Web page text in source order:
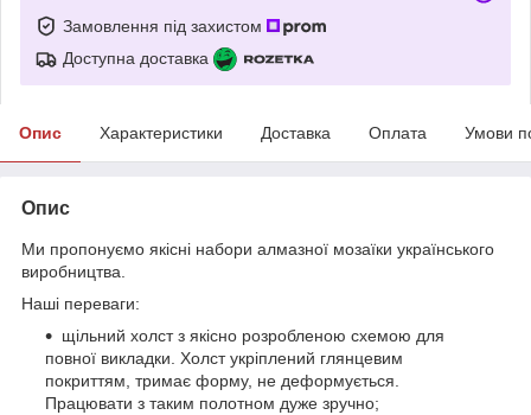
Замовлення під захистом
Доступна доставка
Опис Характеристики Доставка Оплата Умови
Опис
Ми пропонуємо якісні набори алмазної мозаїки українського
виробництва.
Наші переваги:
щільний холст з якісно розробленою схемою для
повної викладки. Холст укріплений глянцевим
покриттям, тримає форму, не деформується.
Працювати з таким полотном дуже зручно;